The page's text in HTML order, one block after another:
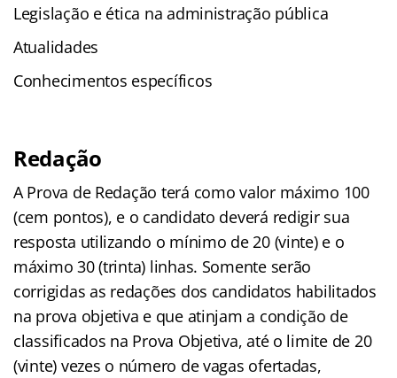
Legislação e ética na administração pública
Atualidades
Conhecimentos específicos
Redação
A Prova de Redação terá como valor máximo 100
(cem pontos), e o candidato deverá redigir sua
resposta utilizando o mínimo de 20 (vinte) e o
máximo 30 (trinta) linhas. Somente serão
corrigidas as redações dos candidatos habilitados
na prova objetiva e que atinjam a condição de
classificados na Prova Objetiva, até o limite de 20
(vinte) vezes o número de vagas ofertadas,